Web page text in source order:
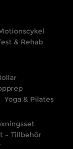
& Rehab
Yoga & Pilates
– Tillbehör